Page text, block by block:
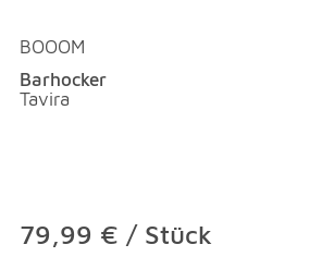
BOOOM
Barhocker
Tavira
79,99 € / Stück